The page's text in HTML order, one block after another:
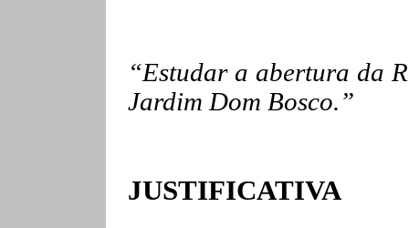
“Estudar a abertura da
Jardim Dom Bosco.”
JUSTIFICATIVA